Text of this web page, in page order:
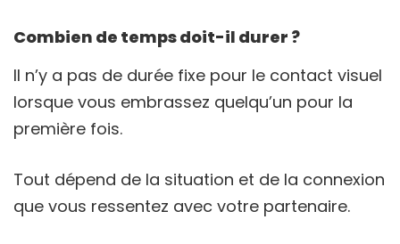
Combien de temps doit-il durer ?
Il n’y a pas de durée fixe pour le contact visuel
lorsque vous embrassez quelqu’un pour la
première fois.
Tout dépend de la situation et de la connexion
que vous ressentez avec votre partenaire.